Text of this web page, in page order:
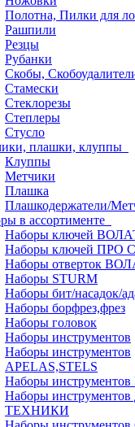
Полотна, Пилки для
Рашпили
Резцы
Рубанки
Скобы,
Стамески
Стеклорезы
Степлеры
Стусло
плашки, клуппы
Клуппы
Метчики
Плашка
Плашкодержатели/
в ассортименте
Наборы ключей
Наборы ключей ПРО
Наборы отверток
Наборы STURM
Наборы бит/насадок/
Наборы борфрез,фрез
Наборы головок
Наборы инструментов
Наборы инструментов
APELAS,STELS
Наборы инструментов
Наборы
ТЕХНИКИ